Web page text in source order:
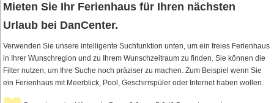
Mieten Sie Ihr Ferienhaus für Ihren nächsten
Urlaub bei DanCenter.
Verwenden Sie unsere intelligente Suchfunktion unten, um ein freies Ferienhaus
in Ihrer Wunschregion und zu Ihrem Wunschzeitraum zu finden. Sie können die
Filter nutzen, um Ihre Suche noch präziser zu machen. Zum Beispiel wenn Sie
ein Ferienhaus mit Meerblick, Pool, Geschirrspüler oder Internet haben wollen.